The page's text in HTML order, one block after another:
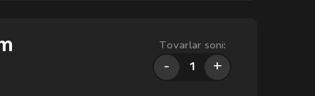
Tovarlar soni:
- +